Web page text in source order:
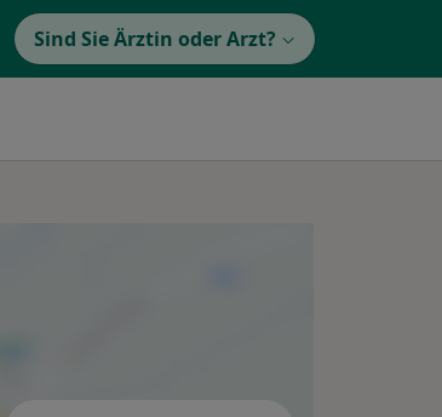
Sind Sie Ärztin oder Arzt?